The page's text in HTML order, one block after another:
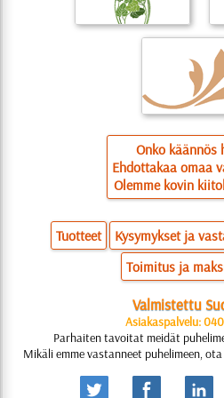
Onko käännös
Ehdottakaa omaa
Olemme kovin
Tuotteet Kysymykset ja
Toimitus ja
Valmistettu
Asiakaspalvelu:
Parhaiten tavoitat meidät
Mikäli emme vastanneet puhelimeen,